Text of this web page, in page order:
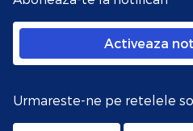
Activeaza
Urmareste-ne pe retelele